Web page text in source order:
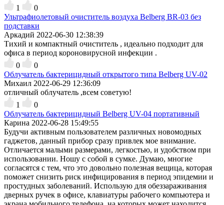
1
0
Ультрафиолетовый очиститель воздуха Belberg BR-03 без
подставки
Аркадий 2022-06-30 12:38:39
Тихий и компактный очиститель , идеально подходит для
офиса в период короновирусной инфекции .
0
0
Облучатель бактерицидный открытого типа Belberg UV-02
Михаил 2022-06-29 12:36:09
отличный облучатель ,всем советую!
1
0
Облучатель бактерицидный Belberg UV-04 портативный
Карина 2022-06-28 15:49:55
Будучи активным пользователем различных новомодных
гаджетов, данный прибор сразу привлек мое внимание.
Отличается малыми размерами, легкостью, и удобством при
использовании. Ношу с собой в сумке. Думаю, многие
согласятся с тем, что это довольно полезная вещица, которая
поможет снизить риск инфицирования в период эпидемии и
простудных заболеваний. Использую для обеззараживания
дверных ручек в офисе, клавиатуры рабочего компьютера и